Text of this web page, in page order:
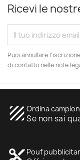
Ricevi le
Puoi annullare
di contatto nelle note
texture Ordina
Se non sai
Pouf